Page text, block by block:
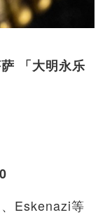
「大明永乐
Eskenazi等